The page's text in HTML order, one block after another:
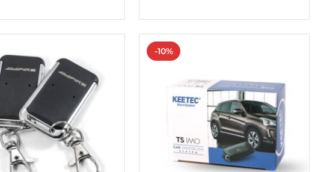
-10%